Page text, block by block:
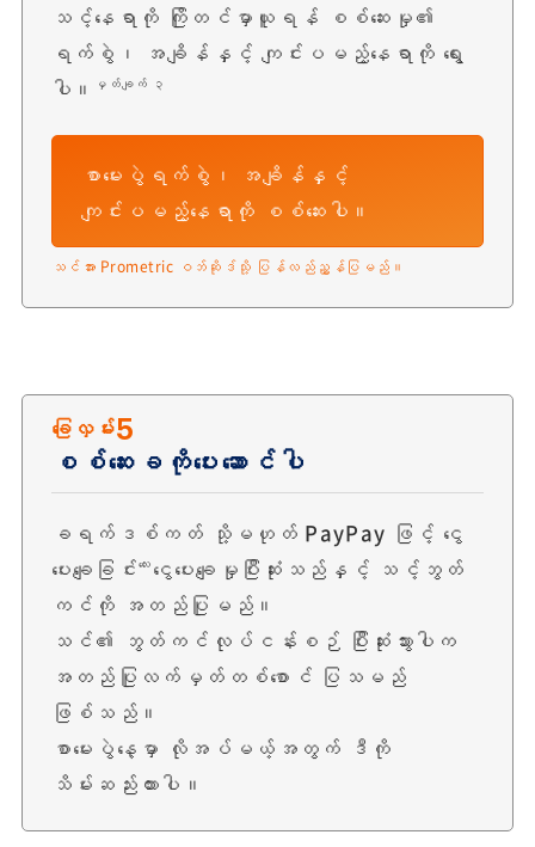
သင့်နေရာကို ကြိုတင်မှာယူရန် စစ်ဆေးမှု၏
ရက်စွဲ၊ အချိန်နှင့် ကျင်းပမည့်နေရာကို ရွေး
ပါ။
မှတ်ချက် ၃
စာမေးပွဲရက်စွဲ၊ အချိန်နှင့်
ကျင်းပမည့်နေရာကို စစ်ဆေးပါ။
သင်အား Prometric ဝဘ်ဆိုဒ်သို့ ပြန်လည်ညွှန်ပြမည်။
ခြေလှမ်း5
စစ်ဆေးခကိုပေးဆောင်ပါ
ခရက်ဒစ်ကတ် သို့မဟုတ် PayPay ဖြင့် ငွေ
ပေးချေခြင်းလေး ငွေပေးချေမှုပြီးဆုံးသည်နှင့် သင့်ဘွတ်
ကင်ကို အတည်ပြုမည်။
သင်၏ ဘွတ်ကင်လုပ်ငန်းစဉ် ပြီးဆုံးသွားပါက
အတည်ပြုလက်မှတ်တစ်စောင် ပြသမည်
ဖြစ်သည်။
စာမေးပွဲနေ့မှာ လိုအပ်မယ့်အတွက် ဒီကို
သိမ်းဆည်းထားပါ။